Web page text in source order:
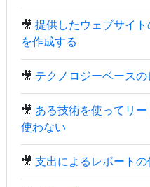
🎥 提供したウェブサイ
を作成する
🎥 テクノロジーベース
🎥 ある技術を使ってリ
使わない
🎥 支出によるレポート